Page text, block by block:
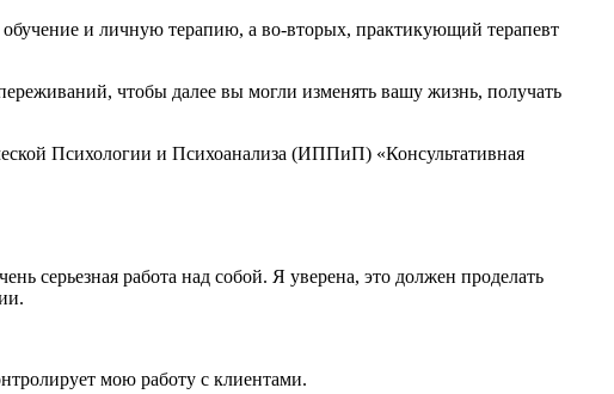
и личную терапию, а во-вторых, практикующий терапевт
чтобы далее вы могли изменять вашу жизнь, получать
Психологии и Психоанализа (ИППиП) «Консультативная
серьезная работа над собой. Я уверена, это должен проделать
мою работу с клиентами.